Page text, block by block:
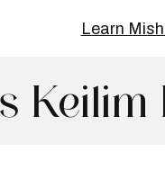
Learn
Keilim